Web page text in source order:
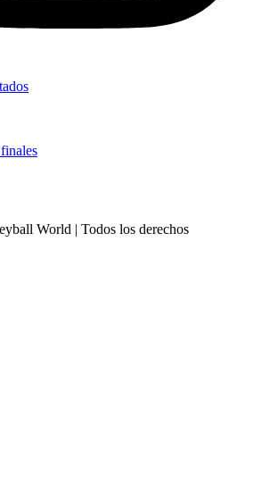
World | Todos los derechos